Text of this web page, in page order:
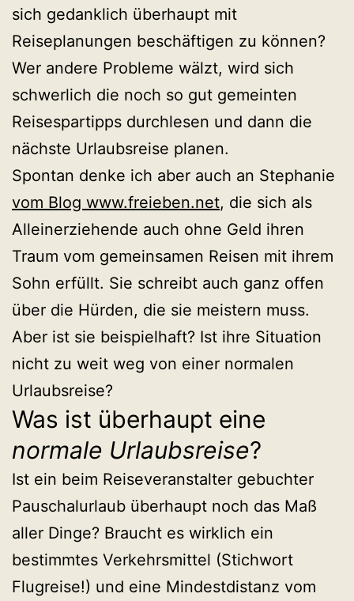
sich gedanklich überhaupt mit
Reiseplanungen beschäftigen zu können?
Wer andere Probleme wälzt, wird sich
schwerlich die noch so gut gemeinten
Reisespartipps durchlesen und dann die
nächste Urlaubsreise planen.
Spontan denke ich aber auch an Stephanie
vom Blog www.freieben.net, die sich als
Alleinerziehende auch ohne Geld ihren
Traum vom gemeinsamen Reisen mit ihrem
Sohn erfüllt. Sie schreibt auch ganz offen
über die Hürden, die sie meistern muss.
Aber ist sie beispielhaft? Ist ihre Situation
nicht zu weit weg von einer normalen
Urlaubsreise?
Was ist überhaupt eine
normale Urlaubsreise?
Ist ein beim Reiseveranstalter gebuchter
Pauschalurlaub überhaupt noch das Maß
aller Dinge? Braucht es wirklich ein
bestimmtes Verkehrsmittel (Stichwort
Flugreise!) und eine Mindestdistanz vom